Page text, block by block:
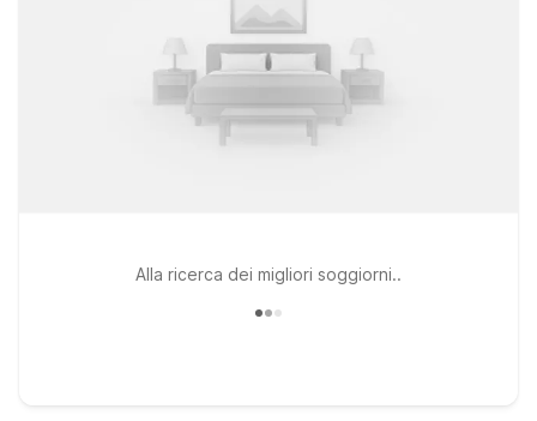
Alla ricerca dei migliori soggiorni..